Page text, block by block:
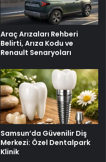
Araç Arızaları Rehberi
Belirti, Arıza Kodu ve
Renault Senaryoları
Samsun’da Güvenilir Diş
Merkezi: Özel Dentalpark
Klinik